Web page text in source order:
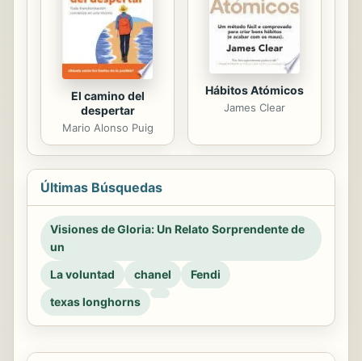
El camino del
despertar
Mario Alonso Puig
Hábitos Atómicos
James Clear
Últimas Búsquedas
Visiones de Gloria: Un Relato Sorprendente de
un
La voluntad
chanel
Fendi
texas longhorns